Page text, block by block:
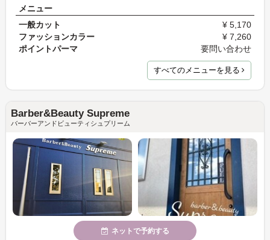
メニュー
一般カット
¥ 5,170
ファッションカラー
¥ 7,260
ポイントパーマ
要問い合わせ
すべてのメニューを見る
Barber&Beauty Supreme
バーバーアンドビューティシュプリーム
ネットで予約する